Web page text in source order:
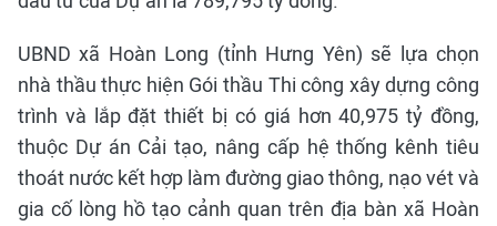
UBND xã Hoàn Long (tỉnh Hưng Yên) sẽ lựa chọn
nhà thầu thực hiện Gói thầu Thi công xây dựng công
trình và lắp đặt thiết bị có giá hơn 40,975 tỷ đồng,
thuộc Dự án Cải tạo, nâng cấp hệ thống kênh tiêu
thoát nước kết hợp làm đường giao thông, nạo vét và
gia cố lòng hồ tạo cảnh quan trên địa bàn xã Hoàn